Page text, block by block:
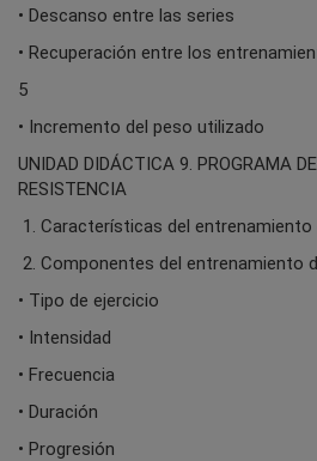
• Descanso entre las series
• Recuperación entre los
5
• Incremento del peso utilizado
UNIDAD DIDÁCTICA 9. PROGRAMA
RESISTENCIA
1. Características del
2. Componentes del entrenamiento
• Tipo de ejercicio
• Intensidad
• Frecuencia
• Duración
• Progresión